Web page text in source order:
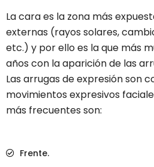
La cara es la zona más
externas (rayos solares,
etc.) y por ello es la que más
años con la aparición de las
Las arrugas de expresión son
movimientos expresivos
más frecuentes son:
Frente.